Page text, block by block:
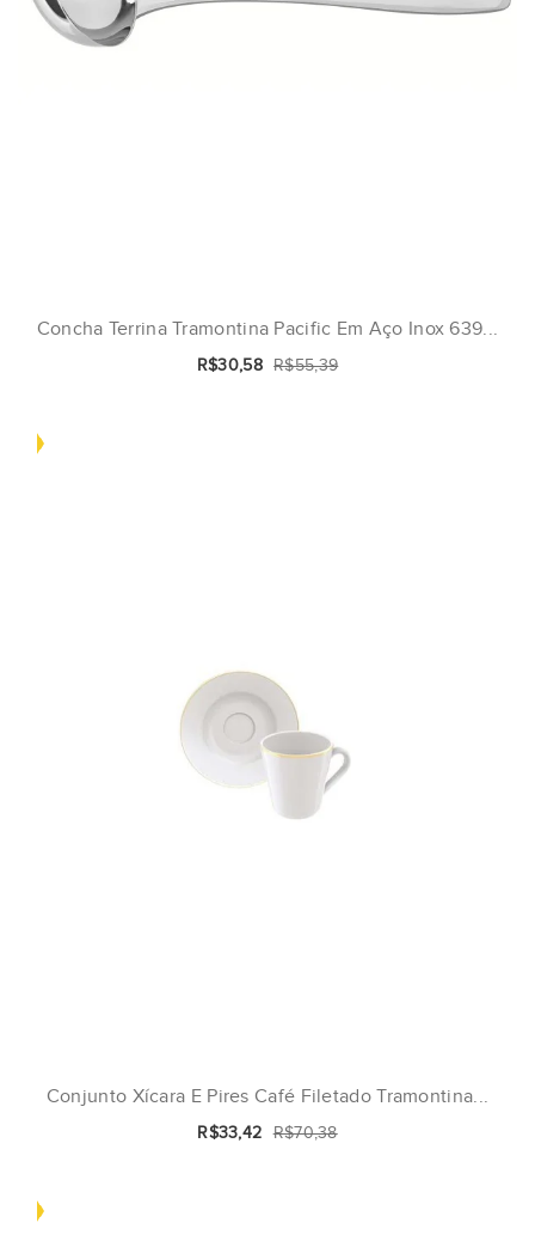
Concha Terrina Tramontina Pacific Em Aço Inox 639...
R$30,58 R$55,39
Conjunto Xícara E Pires Café Filetado Tramontina...
R$33,42 R$70,38